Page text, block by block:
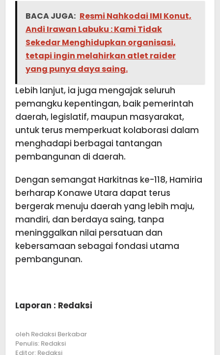
BACA JUGA: Resmi Nahkodai IMI Konut,
Andi Irawan Labuku : Kami Tidak
Sekedar Menghidupkan organisasi,
tetapi ingin melahirkan atlet raider
yang punya daya saing.
Lebih lanjut, ia juga mengajak seluruh
pemangku kepentingan, baik pemerintah
daerah, legislatif, maupun masyarakat,
untuk terus memperkuat kolaborasi dalam
menghadapi berbagai tantangan
pembangunan di daerah.
Dengan semangat Harkitnas ke-118, Hamiria
berharap Konawe Utara dapat terus
bergerak menuju daerah yang lebih maju,
mandiri, dan berdaya saing, tanpa
meninggalkan nilai persatuan dan
kebersamaan sebagai fondasi utama
pembangunan.
Laporan : Redaksi
oleh Redaksi Berkabar
Penulis: Redaksi
Editor: Redaksi